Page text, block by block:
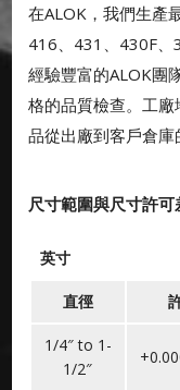
在ALOK，我們生產
416、431、430F、
經驗豐富的ALOK團
格的品質檢查。工
品從出廠到客戶倉庫
尺寸範圍與尺寸許可
英寸
直徑
1/4″ to 1-
1/2″